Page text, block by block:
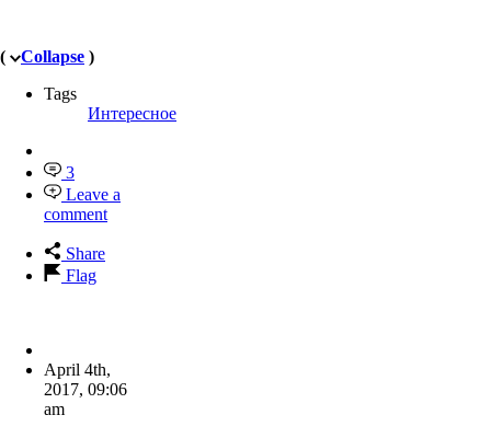
( Collapse )
Tags
Интересное
3
Leave a
comment
Share
Flag
April 4th,
2017, 09:06
am